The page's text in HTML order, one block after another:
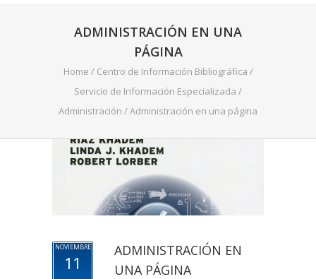
ADMINISTRACIÓN EN UNA
PÁGINA
Home / Centro de Información Bibliográfica /
Servicio de Información Especializada /
Administración /Administración en una página
NOVIEMBRE
11
ADMINISTRACIÓN EN
UNA PÁGINA